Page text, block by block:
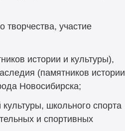
творчества, участие
истории и культуры),
(памятников истории
Новосибирска;
школьного спорта
и спортивных